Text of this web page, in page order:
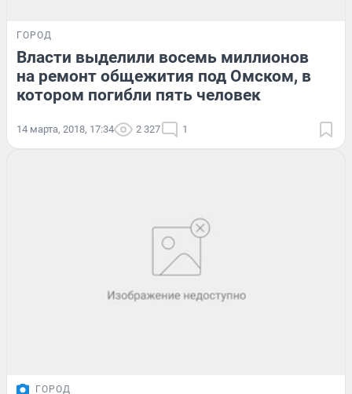
ГОРОД
Власти выделили восемь миллионов
на ремонт общежития под Омском, в
котором погибли пять человек
14 марта, 2018, 17:34 2 327 1
ГОРОД